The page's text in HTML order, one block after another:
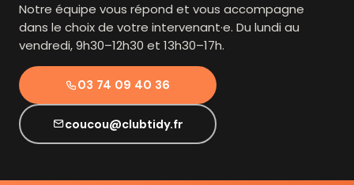
Notre équipe vous répond et vous accompagne
dans le choix de votre intervenant·e. Du lundi au
vendredi, 9h30–12h30 et 13h30–17h.
03 74 09 40 36
coucou@clubtidy.fr